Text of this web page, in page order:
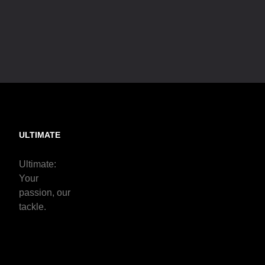
ULTIMATE
Ultimate:
Your
passion, our
tackle.